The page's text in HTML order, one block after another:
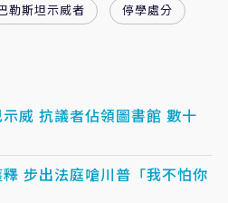
勒斯坦示威者 停學處分
威 抗議者佔領圖書館 數十
步出法庭嗆川普「我不怕你